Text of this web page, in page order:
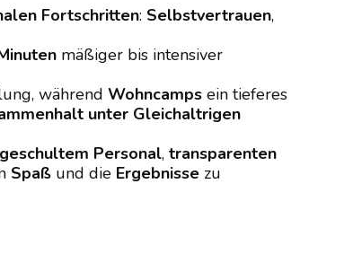
Fortschritten: Selbstvertrauen,
mäßiger bis intensiver
während Wohncamps ein tieferes
unter Gleichaltrigen
geschultem Personal, transparenten
Spaß und die Ergebnisse zu